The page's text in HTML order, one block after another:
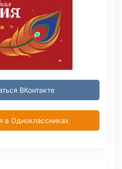
ВКонтакте
в Одноклассниках